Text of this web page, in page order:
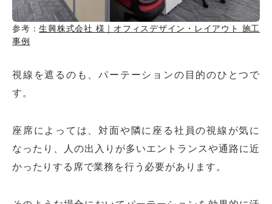
参考：生興株式会社 様｜オフィスデザイン・レイアウト 施工
事例
視線を遮るのも、パーテーションの目的のひとつで
す。
座席によっては、対面や隣に座る社員の視線が気に
なったり、人の出入りが多いエントランスや通路に近
かったりする席で業務を行う必要があります。